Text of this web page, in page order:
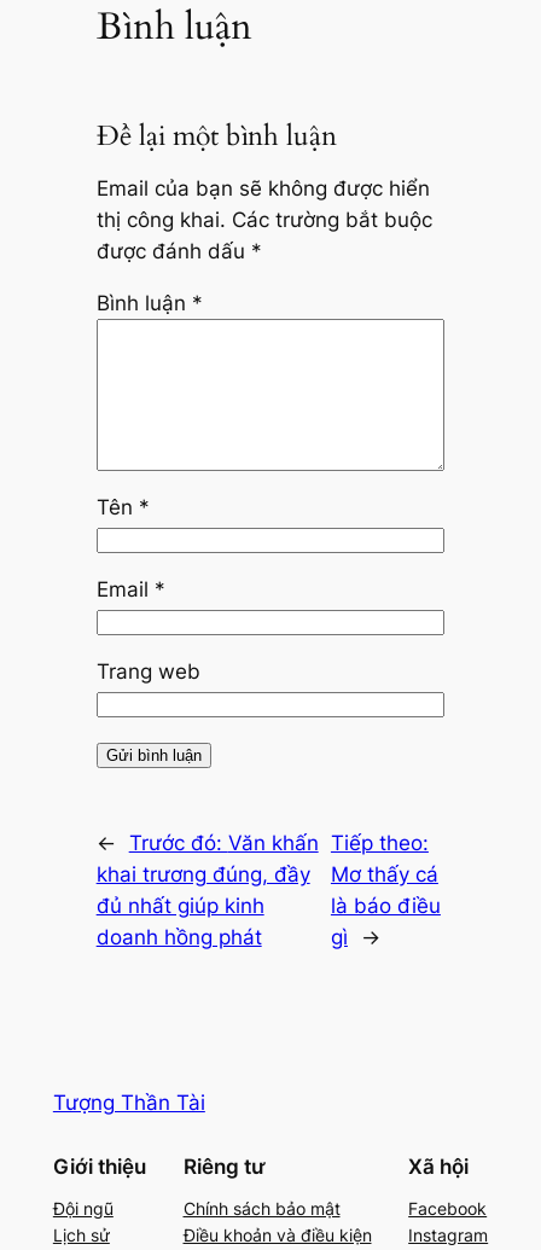
Bình luận
Để lại một bình luận
Email của bạn sẽ không được hiển
thị công khai. Các trường bắt buộc
được đánh dấu *
Bình luận *
Tên *
Email *
Trang web
← Trước đó: Văn khấn
khai trương đúng, đầy
đủ nhất giúp kinh
doanh hồng phát
Tiếp theo:
Mơ thấy cá
là báo điều
gì
→
Tượng Thần Tài
Giới thiệu
Đội ngũ
Lịch sử
Riêng tư
Chính sách bảo mật
Điều khoản và điều kiện
Xã hội
Facebook
Instagram